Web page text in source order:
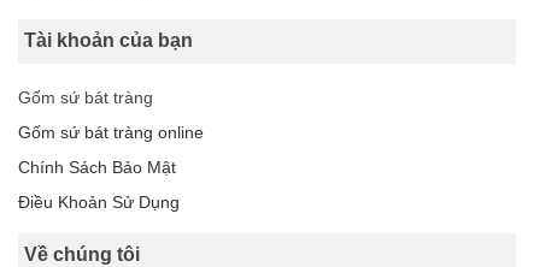
Tài khoản của bạn
Gốm sứ bát tràng
Gốm sứ bát tràng online
Chính Sách Bảo Mật
Điều Khoản Sử Dụng
Về chúng tôi